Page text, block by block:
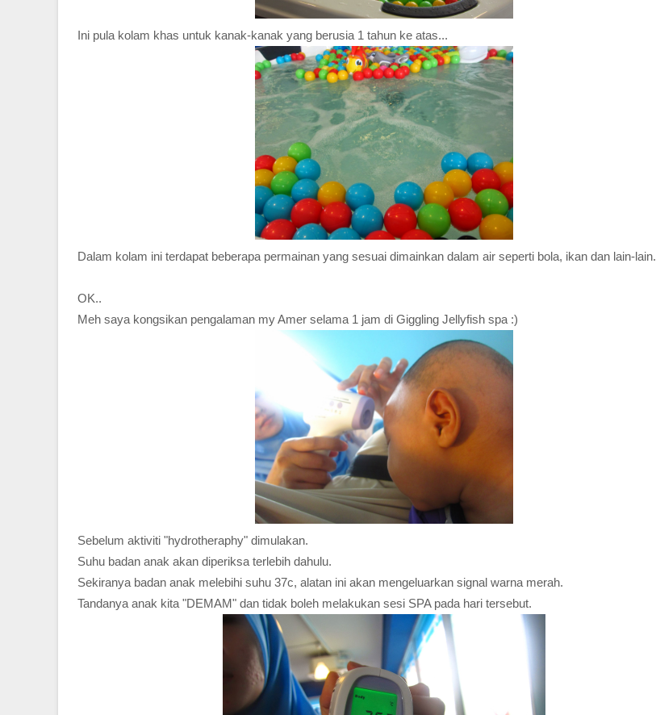
Ini pula kolam khas untuk kanak-kanak yang berusia 1 tahun ke atas...
Dalam kolam ini terdapat beberapa permainan yang sesuai dimainkan dalam air seperti bola, ikan dan lain-lain.
OK..
Meh saya kongsikan pengalaman my Amer selama 1 jam di Giggling Jellyfish spa :)
Sebelum aktiviti "hydrotheraphy" dimulakan.
Suhu badan anak akan diperiksa terlebih dahulu.
Sekiranya badan anak melebihi suhu 37c, alatan ini akan mengeluarkan signal warna merah.
Tandanya anak kita "DEMAM" dan tidak boleh melakukan sesi SPA pada hari tersebut.